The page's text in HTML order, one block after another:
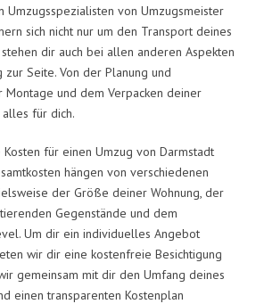
von Umzugsmeister
sich nicht nur um den Transport deines
dir auch bei allen anderen Aspekten
Seite. Von der Planung und
Montage und dem Verpacken deiner
für dich.
für einen Umzug von Darmstadt
hängen von verschiedenen
der Größe deiner Wohnung, der
Gegenstände und dem
Um dir ein individuelles Angebot
wir dir eine kostenfreie Besichtigung
gemeinsam mit dir den Umfang deines
einen transparenten Kostenplan